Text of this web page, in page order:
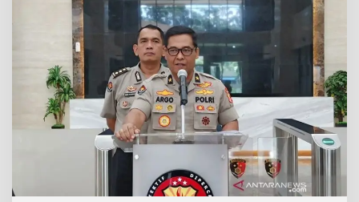
k
C
O
V
I
D
-
1
9
D
e